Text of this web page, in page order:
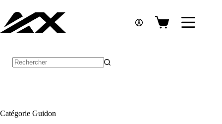
contenu
Panier
Catégorie Guidon